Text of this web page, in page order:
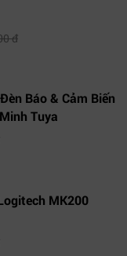
đ
Báo & Cảm Biến
Tuya
MK200